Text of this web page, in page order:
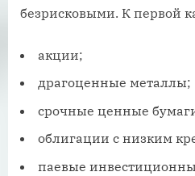
безрисковыми. К первой
акции;
драгоценные металлы;
срочные ценные
облигации с низким
паевые